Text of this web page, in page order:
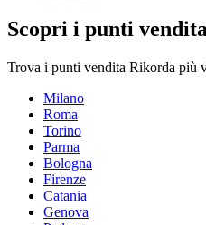
Scopri i punti
Trova i punti vendita Rikorda più
Milano
Roma
Torino
Parma
Bologna
Firenze
Catania
Genova